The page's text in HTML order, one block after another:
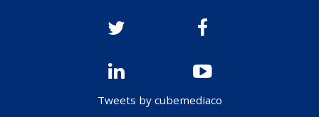
Tweets by cubemediaco